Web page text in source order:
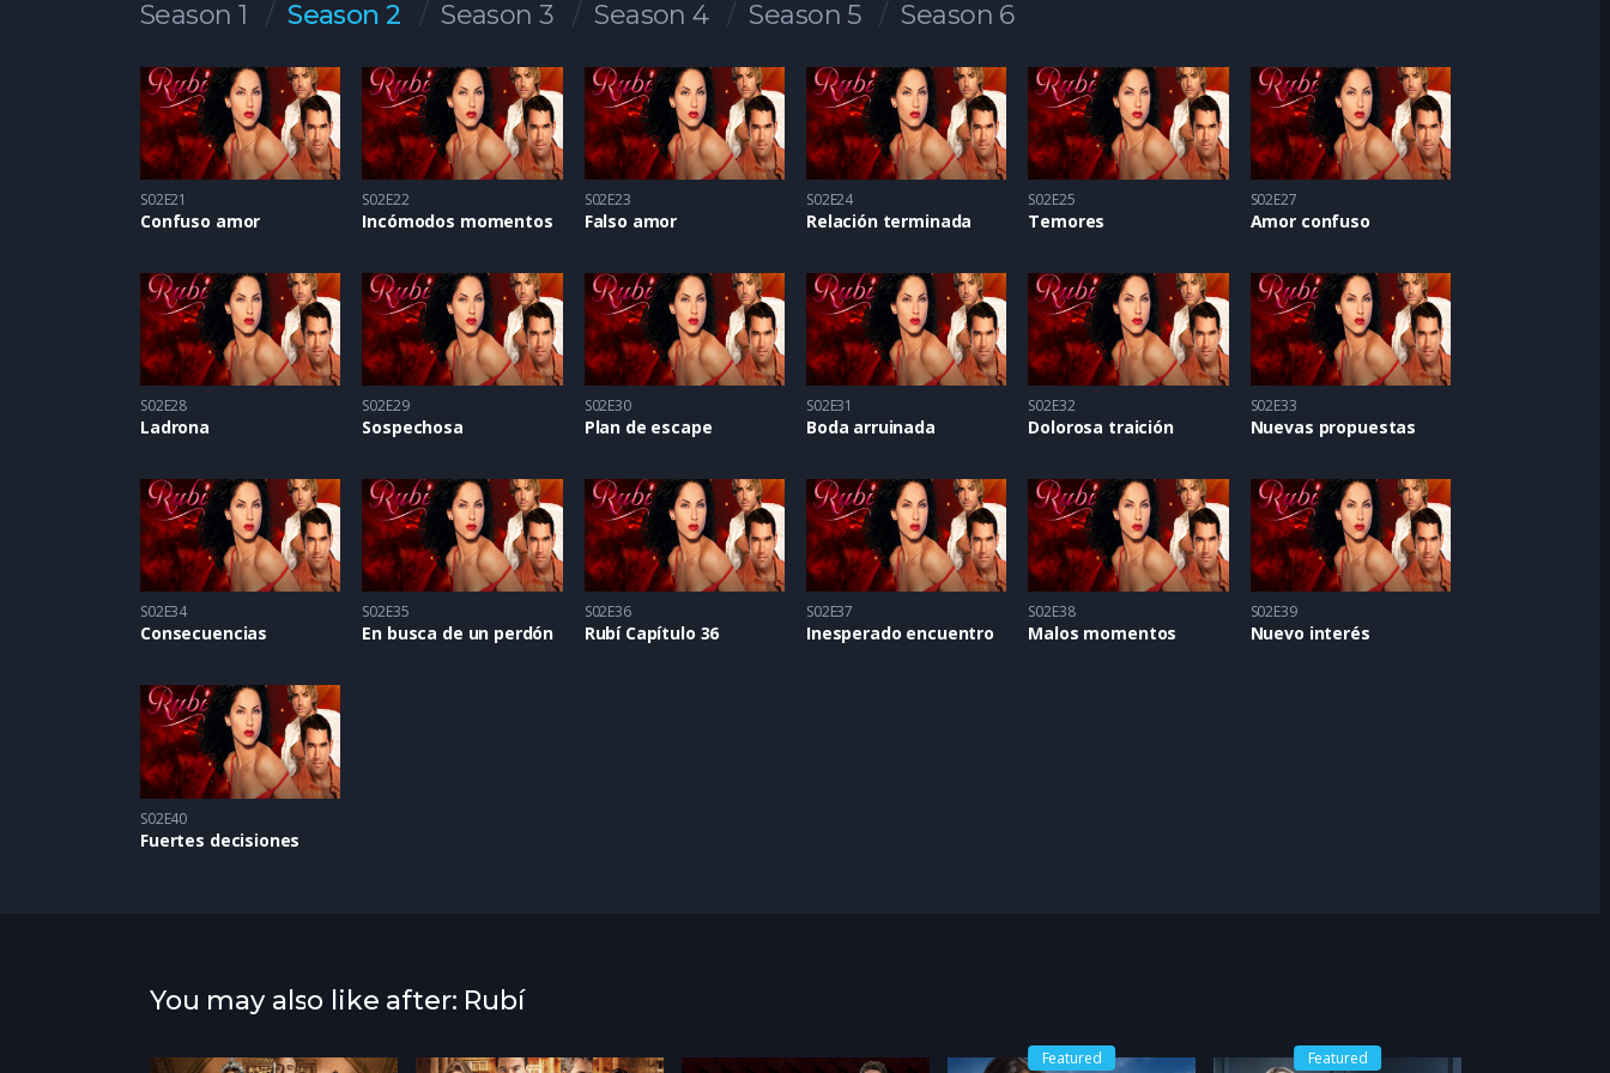
Season 1 Season 2 Season 3 Season 4 Season 5 Season 6
S02E21
Confuso amor
S02E22
Incómodos momentos
S02E23
Falso amor
S02E24
Relación terminada
S02E25
Temores
S02E27
Amor confuso
S02E28
Ladrona
S02E29
Sospechosa
S02E30
Plan de escape
S02E31
Boda arruinada
S02E32
Dolorosa traición
S02E33
Nuevas propuestas
S02E34
Consecuencias
S02E35
En busca de un perdón
S02E36
Rubí Capítulo 36
S02E37
Inesperado encuentro
S02E38
Malos momentos
S02E39
Nuevo interés
S02E40
Fuertes decisiones
You may also like after: Rubí
Featured Featured